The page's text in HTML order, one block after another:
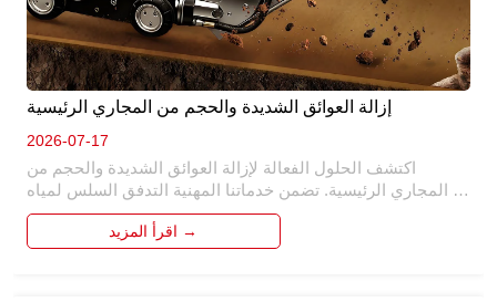
إزالة العوائق الشديدة والحجم من المجاري الرئيسية
2026-07-17
اكتشف الحلول الفعالة لإزالة العوائق الشديدة والحجم من
المجاري الرئيسية. تضمن خدماتنا المهنية التدفق السلس لمياه
الصرف الصحي ، ومنع النسخ الاحتياطية والأضرار المكلفة. من
خلال التقنيات والأدوات المتقدمة ، نتعامل مع العوائق الصعبة
اقرأ المزيد →